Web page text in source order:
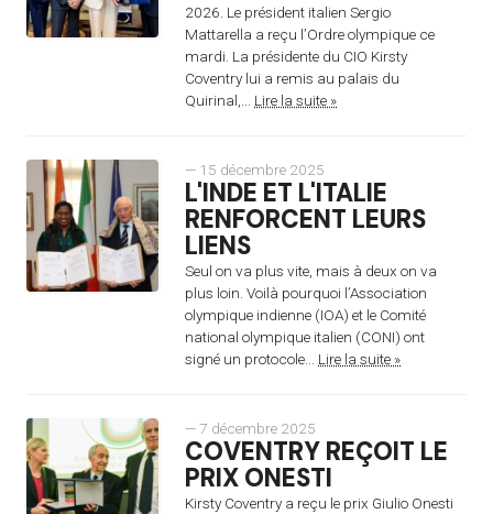
2026. Le président italien Sergio
Mattarella a reçu l’Ordre olympique ce
mardi. La présidente du CIO Kirsty
Coventry lui a remis au palais du
Quirinal,... Lire la suite »
— 15 décembre 2025
L'INDE ET L'ITALIE
RENFORCENT LEURS
LIENS
Seul on va plus vite, mais à deux on va
plus loin. Voilà pourquoi l’Association
olympique indienne (IOA) et le Comité
national olympique italien (CONI) ont
signé un protocole... Lire la suite »
— 7 décembre 2025
COVENTRY REÇOIT LE
PRIX ONESTI
Kirsty Coventry a reçu le prix Giulio Onesti